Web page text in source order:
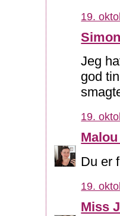
19.
Jeg
god
19.
Du er
19.
Miss